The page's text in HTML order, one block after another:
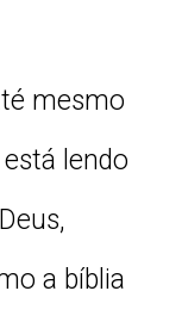
mesmo
lendo
a bíblia